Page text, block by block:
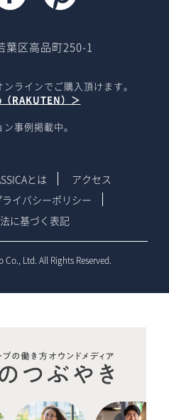
葉区高品町250-1
ラインでご購入頂けます。
RAKUTEN）＞
事例掲載中。
とは
アクセス
ライバシーポリシー
に基づく表記
Ltd. All Rights Reserved.